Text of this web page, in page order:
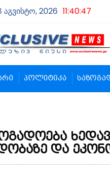
აგვისტო, 2026 11:40:48
პოლიტიკა
და